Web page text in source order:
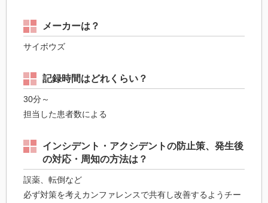
メーカーは？
サイボウズ
記録時間はどれくらい？
30分～
担当した患者数による
インシデント・アクシデントの防止策、発生後
の対応・周知の方法は？
誤薬、転倒など
必ず対策を考えカンファレンスで共有し改善するようチー